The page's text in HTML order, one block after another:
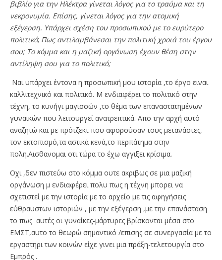
βιβλίο για την Ηλέκτρα γίνεται λόγος για το τραύμα και τη
νεκρονυμία. Επίσης, γίνεται λόγος για την ατομική
εξέγερση. Υπάρχει σχέση του προσωπικού με το ευρύτερο
πολιτικό; Πως αντιλαμβάνεσαι την πολιτική χροιά του έργου
σου; Το κόμμα και η μαζική οργάνωση έχουν θέση στην
αντίληψη σου για το πολιτικό;
Ναι υπάρχει έντονα η προσωπική μου ιστορία ,το έργο ειναι
καλλιτεχνικό και πολιτικό. Μ ενδιαφέρει το πολιτικό στην
τέχνη, το κυνήγι μαγισσών ,το θέμα των επαναστατημένων
γυναικών που λειτουργεί ανατρεπτικά. Απο την αρχή αυτό
αναζητώ και με πρότζεκτ που αφορούσαν τους μετανάστες,
τον εκτοπισμό,τα αστικά κενά,το περπάτημα στην
πολη.Αισθανομαι οτι τώρα το έχω αγγιξει κρίσιμα.
Οχι ,δεν πιστεύω στο κόμμα ουτε ακριβως σε μια μαζική
οργάνωση μ ενδιαφέρει πολυ πως η τέχνη μπορει να
σχετιστεί με την ιστορία με το αρχείο με τις αφηγήσεις
εύθραυστων ιστοριών , με την εξέγερση ,με την επανάσταση
το πως αυτές οι γυναίκες-μάρτυρες βρίσκονται μέσα στο
ΕΜΣΤ,αυτο το θεωρώ σημαντικό /επισης σε συνεργασία με το
εργαστηρι των κοινών είχε γινει μια πράξη-τελετουργία στο
Εμπρός .